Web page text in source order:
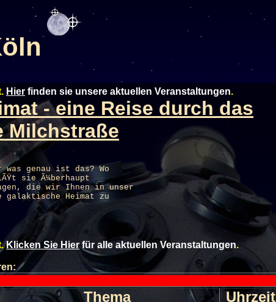
Hier finden sie unsere aktuellen Veranstaltungen.
- eine Reise durch das
Milchstraße
genau ist das? Wo
sie Ã¼berhaupt
die wir Ihnen in unser
galaktische Heimat zu
Klicken Sie Hier für alle aktuellen Veranstaltungen.
Thema Uhrzeit